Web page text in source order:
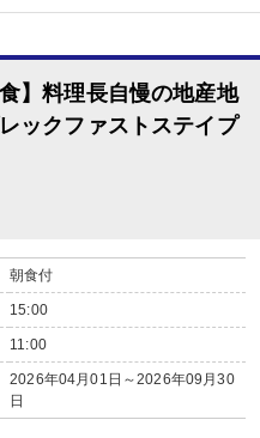
ハミルトン。通もうならせる希少性
イン）
クイーンズスパ)」は、心地よいヒ
て施設使用料がかかります。※施設
】料理長自慢の地産地
ックファストステイプ
朝食付
15:00
11:00
2026年04月01日～2026年09月30
日